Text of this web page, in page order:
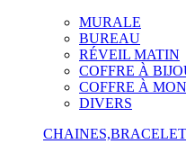
MURALE
BUREAU
RÉVEIL MATIN
COFFRE À
COFFRE À
DIVERS